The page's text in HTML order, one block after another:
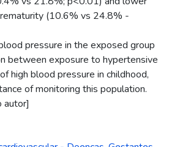
(10.6% vs 24.8% -
pressure in the exposed group
between exposure to hypertensive
high blood pressure in childhood,
of monitoring this population.
autor]